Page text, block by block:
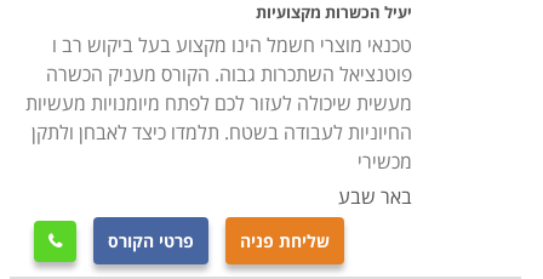
תהליכים משונים עוברים על מכשירי החשמל הביתיים שלנו;
מצד אחד הם הופכים עם הזמן לזולים יותר, אך עם זאת הם
גם נהיים משוכללים יותר, ולכן קשים יותר לתיקון. לימודי
קורס טכנאי מכשירי חשמל מעניקים את כל הידע הנדרש
לפתור את הדילמה באמצעות האפשרות הראשונה, אשר
פעמים רבות היא החכמה והחסכונית מבין השתיים.
כיום מערך התיקונים למכשירי חשמל מתרכז פחות
יעיל הכשרות מקצועיות
טכנאי מוצרי חשמל הינו מקצוע בעל ביקוש רב ו
פוטנציאל השתכרות גבוה. הקורס מעניק הכשרה
מעשית שיכולה לעזור לכם לפתח מיומנויות מעשיות
החיוניות לעבודה בשטח. תלמדו כיצד לאבחן ולתקן
מכשירי
באר שבע
שליחת פניה פרטי הקורס 